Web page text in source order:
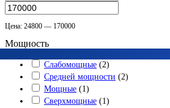
Цена: 24800 — 170000
Мощность
Слабомощные (2)
Средней мощности (2)
Мощные (1)
Сверхмощные (1)